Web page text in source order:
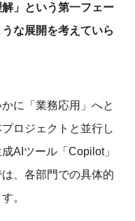
」という第一フェー
な展開を考えていら
に「業務応用」へと
ロジェクトと並行し
AIツール「Copilot」
、各部門での具体的
。